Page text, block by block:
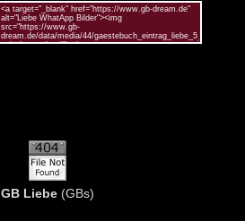
GB Liebe(GBs)